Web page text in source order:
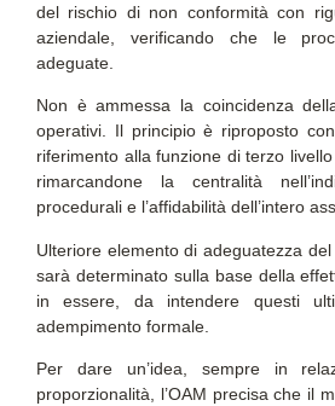
del rischio di non conformità con
aziendale, verificando che le
adeguate.
Non è ammessa la coincidenza
operativi. Il principio è riproposto
riferimento alla funzione di terzo
rimarcandone la centralità
procedurali e l’affidabilità dell’intero
Ulteriore elemento di adeguatezza
sarà determinato sulla base della
in essere, da intendere questi
adempimento formale.
Per dare un’idea, sempre in
proporzionalità, l’OAM precisa che il